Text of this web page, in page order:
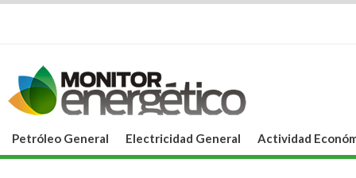
Petróleo General Electricidad General Actividad